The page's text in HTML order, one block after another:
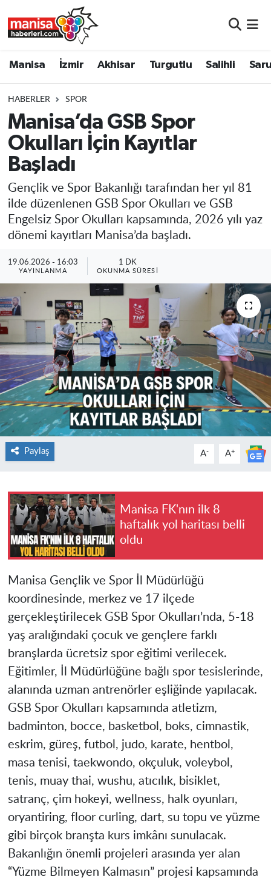
Manisa İzmir Akhisar Turgutlu Salihli
HABERLER SPOR
Manisa’da GSB Spor
Okulları İçin Kayıtlar
Başladı
Gençlik ve Spor Bakanlığı tarafından her yıl 81
ilde düzenlenen GSB Spor Okulları ve GSB
Engelsiz Spor Okulları kapsamında, 2026 yılı yaz
dönemi kayıtları Manisa’da başladı.
19.06.2026 - 16:03
YAYINLANMA
1 DK
OKUNMA SÜRESI
Paylaş A- A+
Manisa FK'nın ilk 8
haftalık yol haritası belli
oldu
Manisa Gençlik ve Spor İl Müdürlüğü
koordinesinde, merkez ve 17 ilçede
gerçekleştirilecek GSB Spor Okulları’nda, 5-18
yaş aralığındaki çocuk ve gençlere farklı
branşlarda ücretsiz spor eğitimi verilecek.
Eğitimler, İl Müdürlüğüne bağlı spor tesislerinde,
alanında uzman antrenörler eşliğinde yapılacak.
GSB Spor Okulları kapsamında atletizm,
badminton, bocce, basketbol, boks, cimnastik,
eskrim, güreş, futbol, judo, karate, hentbol,
masa tenisi, taekwondo, okçuluk, voleybol,
tenis, muay thai, wushu, atıcılık, bisiklet,
satranç, çim hokeyi, wellness, halk oyunları,
oryantiring, floor curling, dart, su topu ve yüzme
gibi birçok branşta kurs imkânı sunulacak.
Bakanlığın önemli projeleri arasında yer alan
“Yüzme Bilmeyen Kalmasın” projesi kapsamında
Turgutlu
Salihli
Saruhanlı
Soma
Resmi İlanlar
Manisa Nöbetçi Eczaneler
Manisa Trafik Yoğunluk Haritası
Süper Lig Puan Durumu ve Fikstür
Tüm Manşetler
Son Dakika Haberleri
Haber Arşivi